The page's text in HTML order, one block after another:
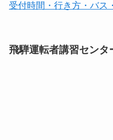
受付時間・行き方・バス
飛騨運転者講習センタ